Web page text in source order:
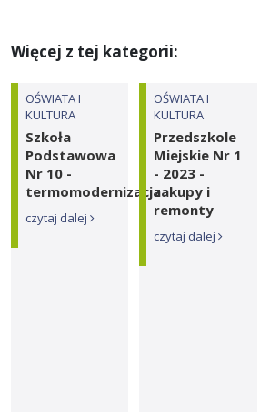
Więcej z tej kategorii:
OŚWIATA I
KULTURA
Szkoła
Podstawowa
Nr 10 -
termomodernizacja
czytaj dalej
OŚWIATA I
KULTURA
Przedszkole
Miejskie Nr 1
- 2023 -
zakupy i
remonty
czytaj dalej